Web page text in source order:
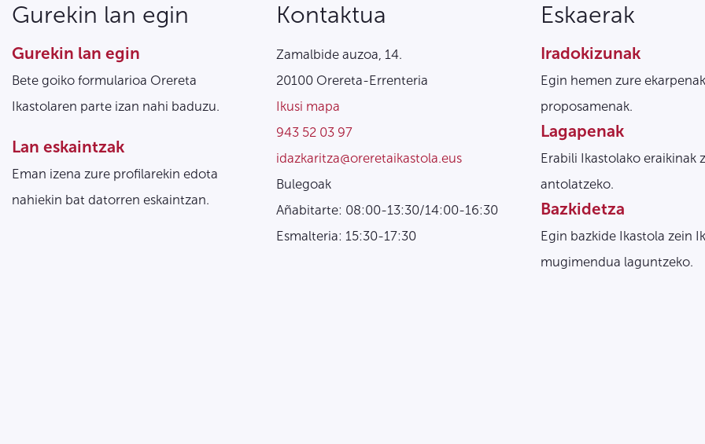
Gurekin lan egin
Gurekin lan egin
Bete goiko formularioa Orereta
Ikastolaren parte izan nahi baduzu.
Lan eskaintzak
Eman izena zure profilarekin edota
nahiekin bat datorren eskaintzan.
Kontaktua
Zamalbide auzoa, 14.
20100 Orereta-Errenteria
Ikusi mapa
943 52 03 97
idazkaritza@oreretaikastola.eus
Bulegoak
Añabitarte: 08:00-13:30/14:00-16:30
Esmalteria: 15:30-17:30
Eskaerak
Iradokizunak
Egin hemen zure
proposamenak.
Lagapenak
Erabili Ikastolako eraikinak
antolatzeko.
Bazkidetza
Egin bazkide Ikastola zein
mugimendua laguntzeko.